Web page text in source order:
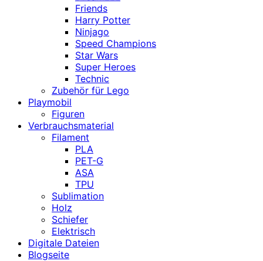
Friends
Harry Potter
Ninjago
Speed Champions
Star Wars
Super Heroes
Technic
Zubehör für Lego
Playmobil
Figuren
Verbrauchsmaterial
Filament
PLA
PET-G
ASA
TPU
Sublimation
Holz
Schiefer
Elektrisch
Digitale Dateien
Blogseite